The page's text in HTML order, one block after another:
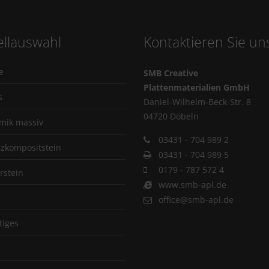
massiv
Kontaktieren Sie
SMB Creative
Plattenmaterialien GmbH
Daniel-Wilhelm-Beck-Str. 8
04720 Döbeln
03431 - 704 989 2
03431 - 704 989 5
0179 - 787 572 4
www.smb-apl.de
office@smb-apl.de